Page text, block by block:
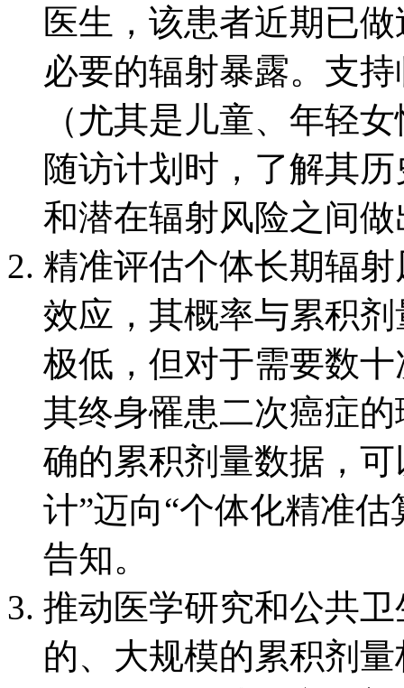
医生，该患者近期已
必要的辐射暴露。支
（尤其是儿童、年轻
随访计划时，了解其
和潜在辐射风险之间
精准评估个体长期辐
效应，其概率与累积
极低，但对于需要数
其终身罹患二次癌症
确的累积剂量数据，
计”迈向“个体化精准
告知。
推动医学研究和公共
的、大规模的累积剂